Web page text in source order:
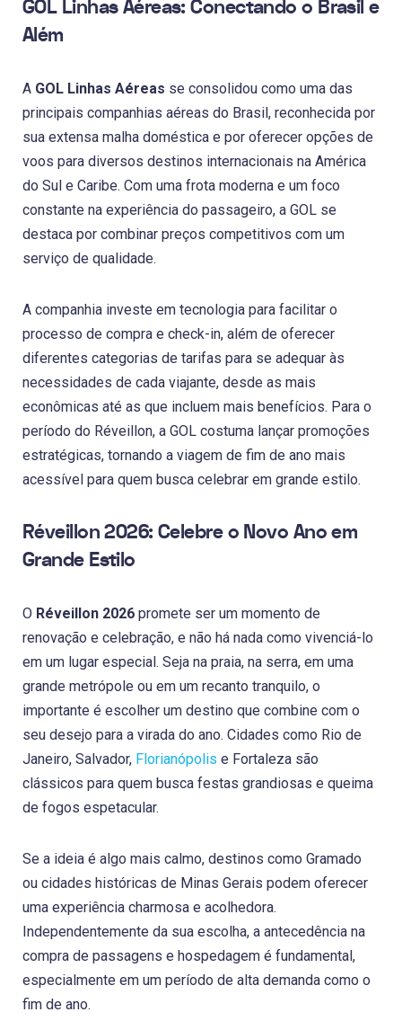
GOL Linhas Aéreas: Conectando o Brasil e
Além
A GOL Linhas Aéreas se consolidou como uma das
principais companhias aéreas do Brasil, reconhecida por
sua extensa malha doméstica e por oferecer opções de
voos para diversos destinos internacionais na América
do Sul e Caribe. Com uma frota moderna e um foco
constante na experiência do passageiro, a GOL se
destaca por combinar preços competitivos com um
serviço de qualidade.
A companhia investe em tecnologia para facilitar o
processo de compra e check-in, além de oferecer
diferentes categorias de tarifas para se adequar às
necessidades de cada viajante, desde as mais
econômicas até as que incluem mais benefícios. Para o
período do Réveillon, a GOL costuma lançar promoções
estratégicas, tornando a viagem de fim de ano mais
acessível para quem busca celebrar em grande estilo.
Réveillon 2026: Celebre o Novo Ano em
Grande Estilo
O Réveillon 2026 promete ser um momento de
renovação e celebração, e não há nada como vivenciá-lo
em um lugar especial. Seja na praia, na serra, em uma
grande metrópole ou em um recanto tranquilo, o
importante é escolher um destino que combine com o
seu desejo para a virada do ano. Cidades como Rio de
Janeiro, Salvador, Florianópolis e Fortaleza são
clássicos para quem busca festas grandiosas e queima
de fogos espetacular.
Se a ideia é algo mais calmo, destinos como Gramado
ou cidades históricas de Minas Gerais podem oferecer
uma experiência charmosa e acolhedora.
Independentemente da sua escolha, a antecedência na
compra de passagens e hospedagem é fundamental,
especialmente em um período de alta demanda como o
fim de ano.